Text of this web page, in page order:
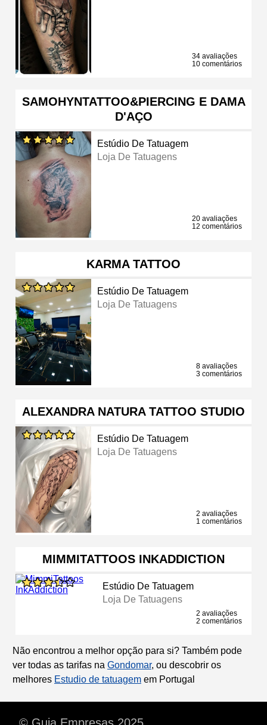
34 avaliações
10 comentários
SAMOHYNTATTOO&PIERCING E DAMA
D'AÇO
Estúdio De Tatuagem
Loja De Tatuagens
20 avaliações
12 comentários
KARMA TATTOO
Estúdio De Tatuagem
Loja De Tatuagens
8 avaliações
3 comentários
ALEXANDRA NATURA TATTOO STUDIO
Estúdio De Tatuagem
Loja De Tatuagens
2 avaliações
1 comentários
MIMMITATTOOS INKADDICTION
Estúdio De Tatuagem
Loja De Tatuagens
2 avaliações
2 comentários
Não encontrou a melhor opção para si? Também pode
ver todas as tarifas na Gondomar, ou descobrir os
melhores Estudio de tatuagem em Portugal
© Guia Empresas 2025